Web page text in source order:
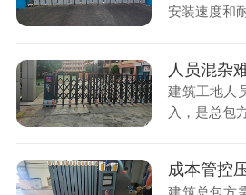
安装速度和
建筑工地人
入，是总包
建筑总包方